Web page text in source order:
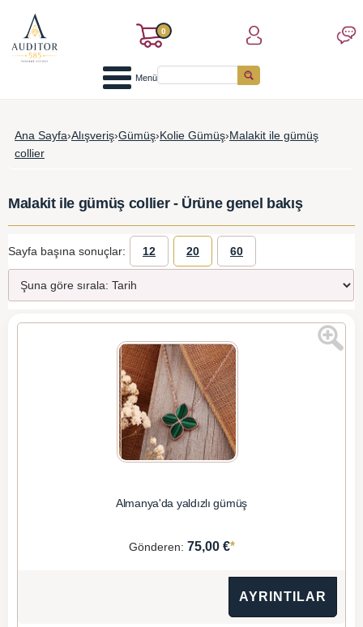
0
Menü
Ana Sayfa›Alışveriş›Gümüş›Kolie Gümüş›Malakit ile gümüş
collier
Malakit ile gümüş collier - Ürüne genel bakış
Sayfa başına sonuçlar: 12 20 60
Almanya'da yaldızlı gümüş
Gönderen: 75,00 €*
AYRINTILAR